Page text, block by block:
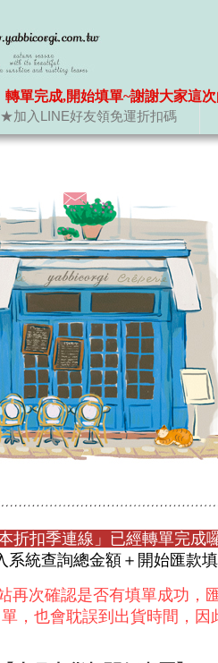
★加入LINE好友領免運折扣碼
轉單完成,開始填單~謝謝大家這